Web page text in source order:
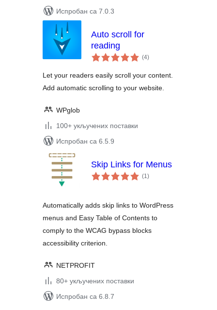
Испробан са 7.0.3
Auto scroll for
reading
(4укупних
оцена
)
Let your readers easily scroll your content.
Add automatic scrolling to your website.
WPglob
100+ укључених поставки
Испробан са 6.5.9
Skip Links for Menus
(1укупних
оцена
)
Automatically adds skip links to WordPress
menus and Easy Table of Contents to
comply to the WCAG bypass blocks
accessibility criterion.
NETPROFIT
80+ укључених поставки
Испробан са 6.8.7